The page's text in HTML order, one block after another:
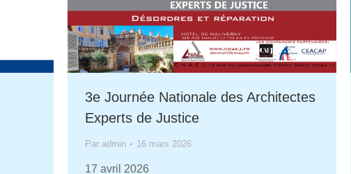
3e Journée Nationale des Architectes
Experts de Justice
Par admin 16 mars 2026
17 avril 2026